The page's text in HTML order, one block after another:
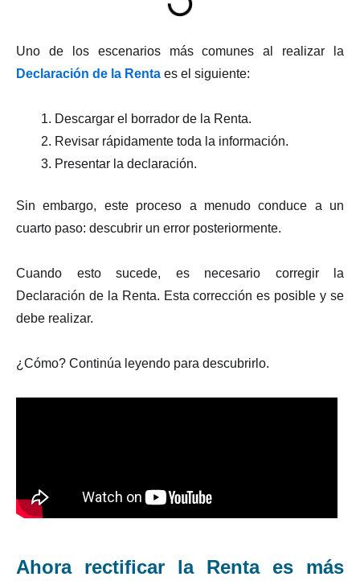
Uno de los escenarios más comunes al realizar la
Declaración de la Renta es el siguiente:
Descargar el borrador de la Renta.
Revisar rápidamente toda la información.
Presentar la declaración.
Sin embargo, este proceso a menudo conduce a un
cuarto paso: descubrir un error posteriormente.
Cuando esto sucede, es necesario corregir la
Declaración de la Renta. Esta corrección es posible y se
debe realizar.
¿Cómo? Continúa leyendo para descubrirlo.
Ahora rectificar la Renta es más